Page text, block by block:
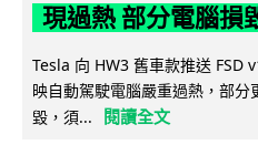
現過熱 部分電腦損
Tesla 向 HW3 舊車款推送 FSD
映自動駕駛電腦嚴重過熱，部
毀，須...
閱讀全文